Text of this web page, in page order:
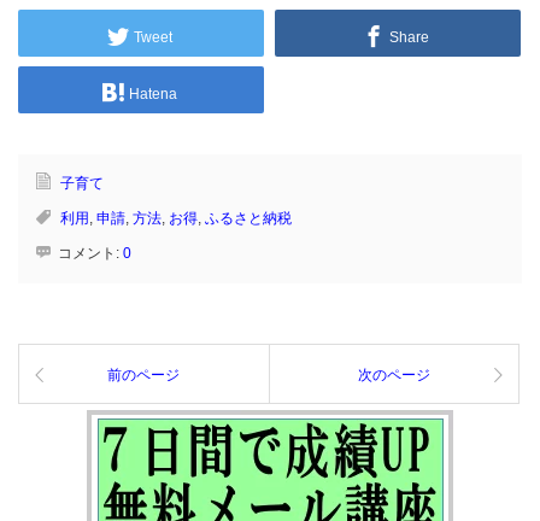
Tweet Share
Hatena
子育て
利用 , 申請, 方法, お得, ふるさと納税
コメント: 0
前のページ 次のページ